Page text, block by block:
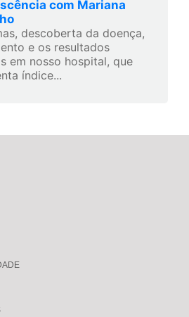
com Mariana
descoberta da doença,
e os resultados
em nosso hospital, que
índice...